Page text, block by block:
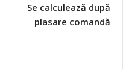
Se calculează după
plasare comandă